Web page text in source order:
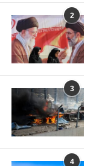
2
3
4